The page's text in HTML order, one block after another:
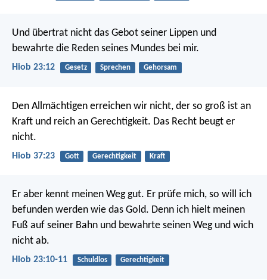
Und übertrat nicht das Gebot seiner Lippen und
bewahrte die Reden seines Mundes bei mir.
Hiob 23:12 Gesetz Sprechen Gehorsam
Den Allmächtigen erreichen wir nicht, der so groß ist an
Kraft und reich an Gerechtigkeit. Das Recht beugt er
nicht.
Hiob 37:23 Gott Gerechtigkeit Kraft
Er aber kennt meinen Weg gut. Er prüfe mich, so will ich
befunden werden wie das Gold. Denn ich hielt meinen
Fuß auf seiner Bahn und bewahrte seinen Weg und wich
nicht ab.
Hiob 23:10-11 Schuldlos Gerechtigkeit